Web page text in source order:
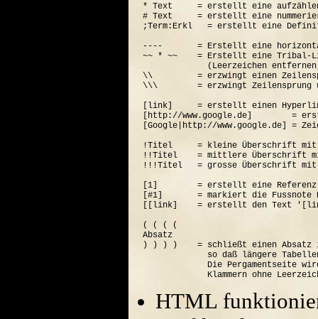
* Text     = erstellt eine
# Text     = erstellt eine
;Term:Erkl   = erstellt eine
----       = Erstellt eine
~~ * ~~    = Erstellt eine Tribal-
(Leerzeichen
\\         = erzwingt einen
\\\        = erzwingt Zeilensprung
[link]     = erstellt einen
[http://www.google.de]        =
[Google|http://www.google.de] =
!Titel     = kleine Überschrift
!!Titel    = mittlere Überschrift
!!!Titel   = grosse Überschrift
[1]        = erstellt eine Referenz
[#1]       = markiert die Fussnote
[[link]    = erstellt den Text
( ( ( (
Absatz
) ) ) )    = schließt einen Absatz
so daß längere
Die Pergamentseite
HTML